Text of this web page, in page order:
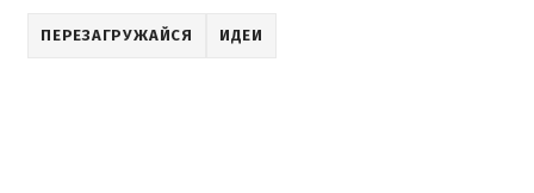
ПЕРЕЗАГРУЖАЙСЯ ИДЕИ